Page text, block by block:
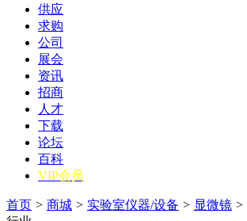
供应
求购
公司
展会
资讯
招商
人才
下载
论坛
百科
VIP会员
首页 > 商城 > 实验室仪器/设备 > 显微镜 >